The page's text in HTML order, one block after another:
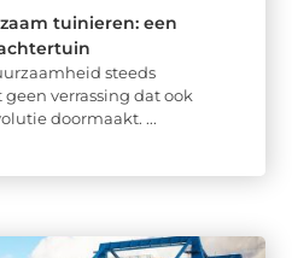
tuinieren: een
steeds
verrassing dat ook
doormaakt. ...